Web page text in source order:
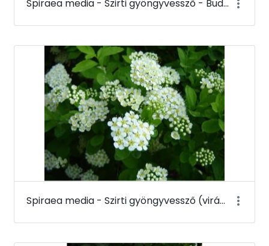
Spiraea media - Szirti gyöngyvessző - Budai Arborétum
Spiraea media - Szirti gyöngyvessző (virága) - Budai Arborétum